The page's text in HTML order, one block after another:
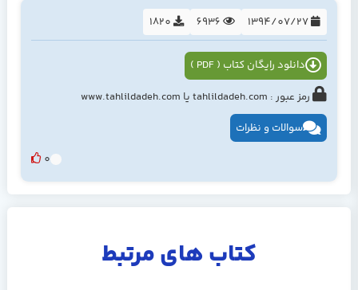
1394/07/27
1820
دانلود رایگان کتاب ( PDF )
رمز عبور : tahlildadeh.com یا www.tahlildadeh.com
سوالات و نظرات
0
کتاب های مرتبط